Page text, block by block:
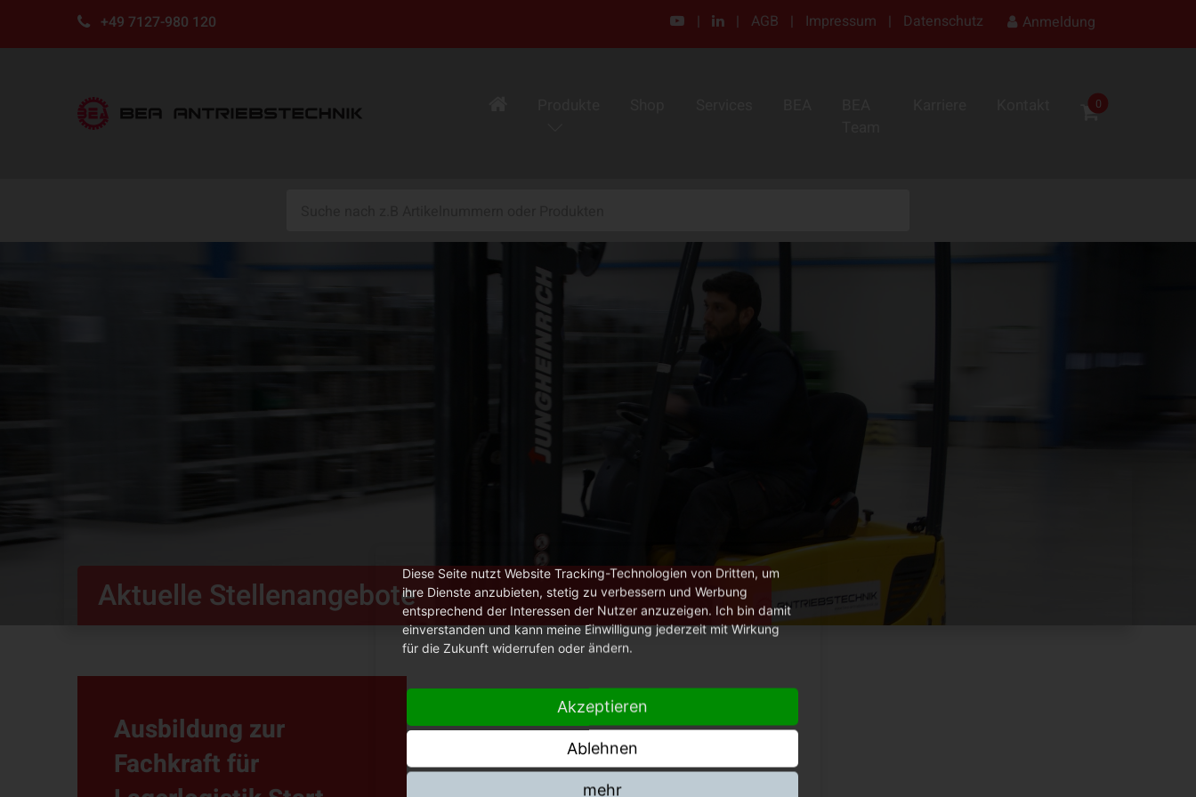
+49 7127-980 120 | | AGB | Impressum | Datenschutz Anmeldung
0
Aktuelle Stellenangebote
Ausbildung zur
Fachkraft für
Diese Seite nutzt Website Tracking-Technologien von Dritten, um
ihre Dienste anzubieten, stetig zu verbessern und Werbung
entsprechend der Interessen der Nutzer anzuzeigen. Ich bin damit
einverstanden und kann meine Einwilligung jederzeit mit Wirkung
für die Zukunft widerrufen oder ändern.
Akzeptieren
Ablehnen
mehr